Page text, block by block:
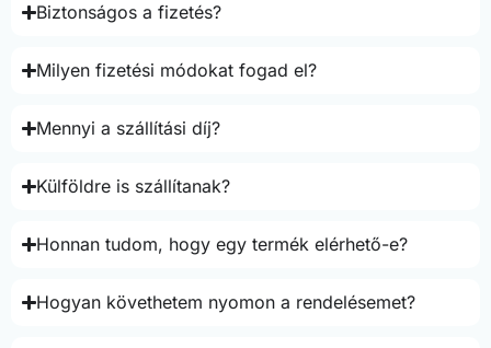
Biztonságos a fizetés?
Milyen fizetési módokat fogad el?
Mennyi a szállítási díj?
Külföldre is szállítanak?
Honnan tudom, hogy egy termék elérhető-e?
Hogyan követhetem nyomon a rendelésemet?